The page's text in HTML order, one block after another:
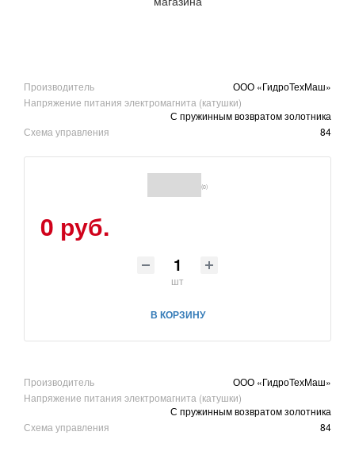
Производитель
ООО «ГидроТехМаш»
Напряжение питания электромагнита (катушки)
С пружинным возвратом золотника
Схема управления
84
(0)
0 руб.
шт
В КОРЗИНУ
Производитель
ООО «ГидроТехМаш»
Напряжение питания электромагнита (катушки)
С пружинным возвратом золотника
Схема управления
84